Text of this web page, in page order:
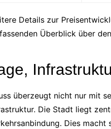
Details zur
Überblick über
überzeugt nicht nur mit
Die Stadt liegt
Dies